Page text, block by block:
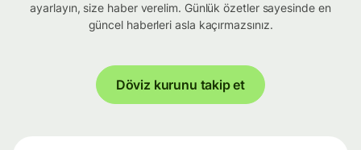
ayarlayın, size haber verelim. Günlük özetler sayesinde en
güncel haberleri asla kaçırmazsınız.
Döviz kurunu takip et